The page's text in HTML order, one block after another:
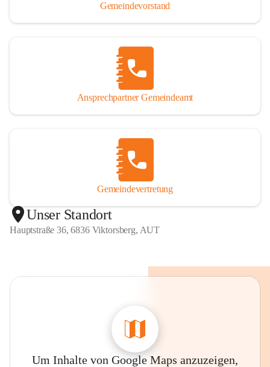
Gemeindevorstand
Ansprechpartner Gemeindeamt
Gemeindevertretung
Unser Standort
Hauptstraße 36, 6836 Viktorsberg, AUT
Um Inhalte von Google Maps anzuzeigen,